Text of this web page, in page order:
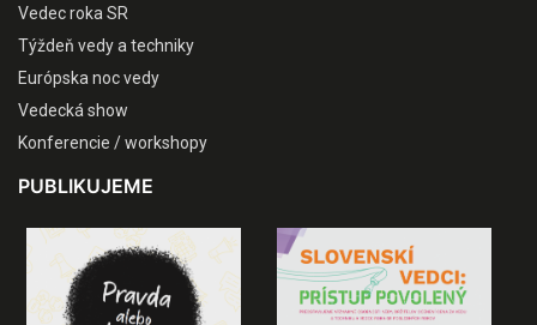
Vedec roka SR
Týždeň vedy a techniky
Európska noc vedy
Vedecká show
Konferencie / workshopy
PUBLIKUJEME